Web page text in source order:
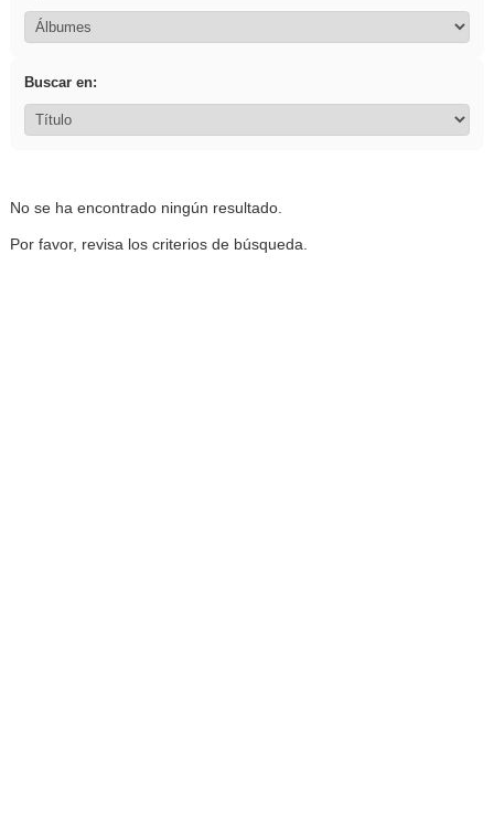
Buscar en:
No se ha encontrado ningún resultado.
Por favor, revisa los criterios de búsqueda.